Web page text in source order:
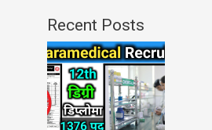
Recent Posts